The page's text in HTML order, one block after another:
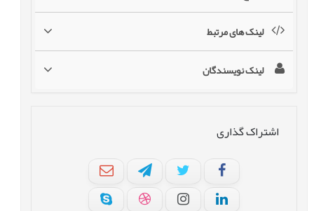
لینک های مرتبط
لینک نویسندگان
اشتراک گذاری